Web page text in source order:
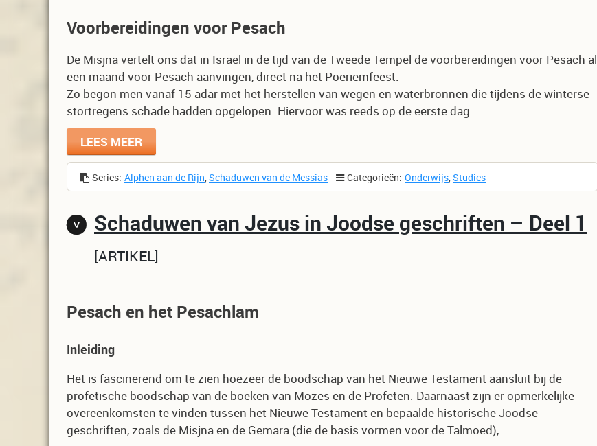
Voorbereidingen voor Pesach
De Misjna vertelt ons dat in Israël in de tijd van de Tweede Tempel de voorbereidingen voor Pesach al
een maand voor Pesach aanvingen, direct na het Poeriemfeest.
Zo begon men vanaf 15 adar met het herstellen van wegen en waterbronnen die tijdens de winterse
stortregens schade hadden opgelopen. Hiervoor was reeds op de eerste dag……
LEES MEER
Series: Alphen aan de Rijn,Schaduwen van de Messias Categorieën: Onderwijs,Studies
Schaduwen van Jezus in Joodse geschriften – Deel 1
ARTIKEL
Pesach en het Pesachlam
Inleiding
Het is fascinerend om te zien hoezeer de boodschap van het Nieuwe Testament aansluit bij de
profetische boodschap van de boeken van Mozes en de Profeten. Daarnaast zijn er opmerkelijke
overeenkomsten te vinden tussen het Nieuwe Testament en bepaalde historische Joodse
geschriften, zoals de Misjna en de Gemara (die de basis vormen voor de Talmoed),……